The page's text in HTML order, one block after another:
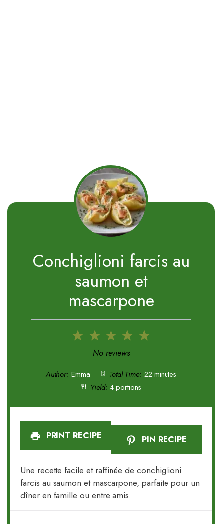
Conchiglioni farcis au
saumon et
mascarpone
5
4
3
Stars
2
Stars
1
Star
No reviews
Author: Emma Total Time: 22 minutes
Yield: 4 portions
PRINT RECIPE PIN RECIPE
Une recette facile et raffinée de conchiglioni
farcis au saumon et mascarpone, parfaite pour un
dîner en famille ou entre amis.